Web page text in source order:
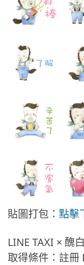
貼圖打包： 點擊
LINE TAXI × 醜
取得條件：註冊